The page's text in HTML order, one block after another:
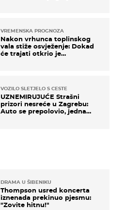
VREMENSKA PROGNOZA
Nakon vrhunca toplinskog
vala stiže osvježenje: Dokad
će trajati otkrio je
VOZILO SLETJELO S CESTE
UZNEMIRUJUĆE Strašni
prizori nesreće u Zagrebu:
Auto se prepolovio, jedna
DRAMA U ŠIBENIKU
Thompson usred koncerta
iznenada prekinuo pjesmu:
"Zovite hitnu!"